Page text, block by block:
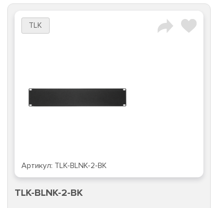
TLK
Артикул: TLK-BLNK-2-BK
TLK-BLNK-2-BK